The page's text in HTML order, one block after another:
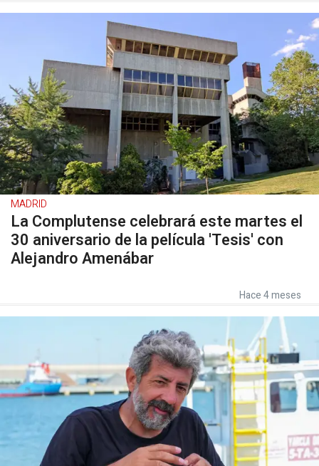
MADRID
La Complutense celebrará este martes el
30 aniversario de la película 'Tesis' con
Alejandro Amenábar
Hace 4 meses